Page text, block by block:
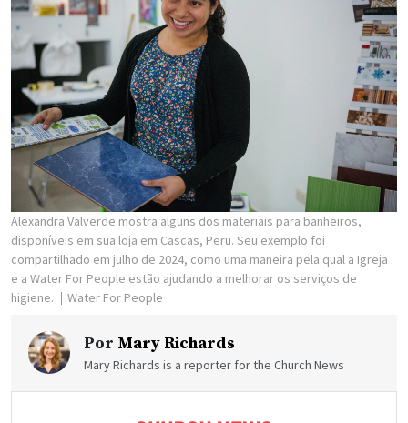
Alexandra Valverde mostra alguns dos materiais para banheiros,
disponíveis em sua loja em Cascas, Peru. Seu exemplo foi
compartilhado em julho de 2024, como uma maneira pela qual a Igreja
e a Water For People estão ajudando a melhorar os serviços de
higiene.
Water For People
Por Mary Richards
Mary Richards is a reporter for the Church News